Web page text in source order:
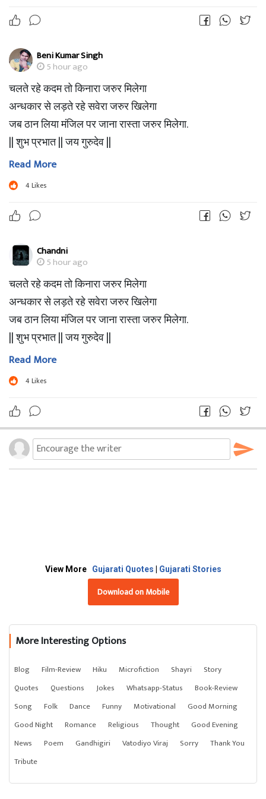
Beni Kumar Singh
5 hour ago
चलते रहे कदम तो किनारा जरुर मिलेगा
अन्धकार से लड़ते रहे सवेरा जरुर खिलेगा
जब ठान लिया मंजिल पर जाना रास्ता जरुर मिलेगा.
|| शुभ प्रभात || जय गुरुदेव ||
Read More
4Likes
Chandni
5 hour ago
चलते रहे कदम तो किनारा जरुर मिलेगा
अन्धकार से लड़ते रहे सवेरा जरुर खिलेगा
जब ठान लिया मंजिल पर जाना रास्ता जरुर मिलेगा.
|| शुभ प्रभात || जय गुरुदेव ||
Read More
4Likes
View More Gujarati Quotes Gujarati Stories
Download on Mobile
More Interesting Options
Blog Film-Review Hiku Microfiction Shayri
Story
Quotes
Questions Jokes Whatsapp-Status
Book-Review
Song
Folk Dance Funny Motivational
Good Morning
Good Night
Romance Religious Thought
Good Evening
News
Poem Gandhigiri Vatodiyo Viraj Sorry
Thank You
Tribute